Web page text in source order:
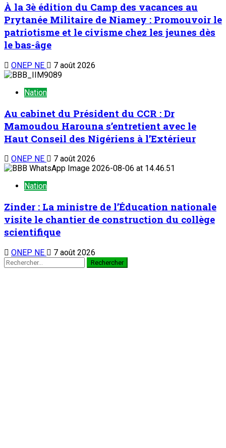
À la 3è édition du Camp des vacances au
Prytanée Militaire de Niamey : Promouvoir le
patriotisme et le civisme chez les jeunes dès
le bas-âge
ONEP NE 7 août 2026
Nation
Au cabinet du Président du CCR : Dr
Mamoudou Harouna s’entretient avec le
Haut Conseil des Nigériens à l’Extérieur
ONEP NE 7 août 2026
Nation
Zinder : La ministre de l’Éducation nationale
visite le chantier de construction du collège
scientifique
ONEP NE
7 août 2026
Rechercher :